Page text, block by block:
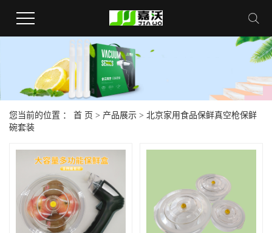
您当前的位置 ： 首 页 > 产品展示 > 北京家用食品保鲜真空枪保鲜
碗套装